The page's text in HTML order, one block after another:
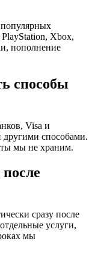
Xbox,
пополнение
способы
Visa и
способами.
мы не храним.
сразу после
услуги,
мы